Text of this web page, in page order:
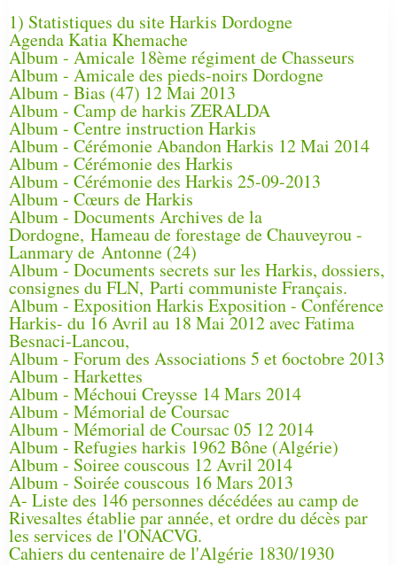
1) Statistiques du site Harkis Dordogne
Agenda Katia Khemache
Album - Amicale 18ème régiment de Chasseurs
Album - Amicale des pieds-noirs Dordogne
Album - Bias (47) 12 Mai 2013
Album - Camp de harkis ZERALDA
Album - Centre instruction Harkis
Album - Cérémonie Abandon Harkis 12 Mai 2014
Album - Cérémonie des Harkis
Album - Cérémonie des Harkis 25-09-2013
Album - Cœurs de Harkis
Album - Documents Archives de la
Dordogne, Hameau de forestage de Chauveyrou -
Lanmary de Antonne (24)
Album - Documents secrets sur les Harkis, dossiers,
consignes du FLN, Parti communiste Français.
Album - Exposition Harkis Exposition - Conférence
Harkis- du 16 Avril au 18 Mai 2012 avec Fatima
Besnaci-Lancou,
Album - Forum des Associations 5 et 6octobre 2013
Album - Harkettes
Album - Méchoui Creysse 14 Mars 2014
Album - Mémorial de Coursac
Album - Mémorial de Coursac 05 12 2014
Album - Refugies harkis 1962 Bône (Algérie)
Album - Soiree couscous 12 Avril 2014
Album - Soirée couscous 16 Mars 2013
A- Liste des 146 personnes décédées au camp de
Rivesaltes établie par année, et ordre du décès par
les services de l'ONACVG.
Cahiers du centenaire de l'Algérie 1830/1930